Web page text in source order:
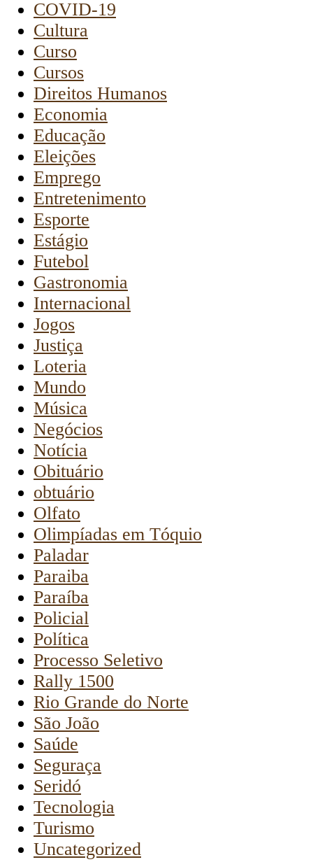
COVID-19
Cultura
Curso
Cursos
Direitos Humanos
Economia
Educação
Eleições
Emprego
Entretenimento
Esporte
Estágio
Futebol
Gastronomia
Internacional
Jogos
Justiça
Loteria
Mundo
Música
Negócios
Notícia
Obituário
obtuário
Olfato
Olimpíadas em Tóquio
Paladar
Paraiba
Paraíba
Policial
Política
Processo Seletivo
Rally 1500
Rio Grande do Norte
São João
Saúde
Seguraça
Seridó
Tecnologia
Turismo
Uncategorized